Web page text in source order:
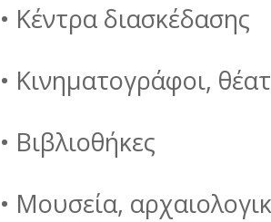
• Κέντρα διασκέδασης
• Κινηματογράφοι,
• Βιβλιοθήκες
• Μουσεία,